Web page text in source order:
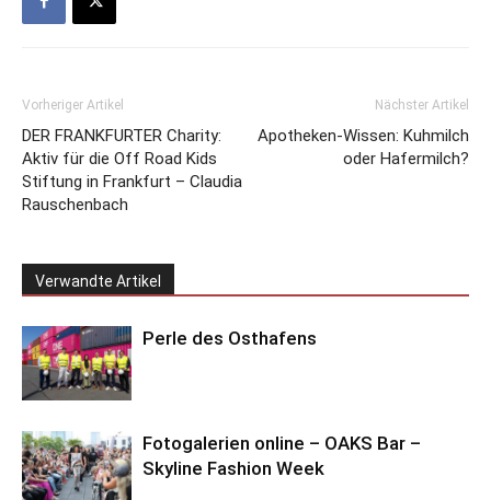
Vorheriger Artikel
DER FRANKFURTER Charity:
Aktiv für die Off Road Kids
Stiftung in Frankfurt – Claudia
Rauschenbach
Nächster Artikel
Apotheken-Wissen: Kuhmilch
oder Hafermilch?
Verwandte Artikel
Perle des Osthafens
Fotogalerien online – OAKS Bar –
Skyline Fashion Week